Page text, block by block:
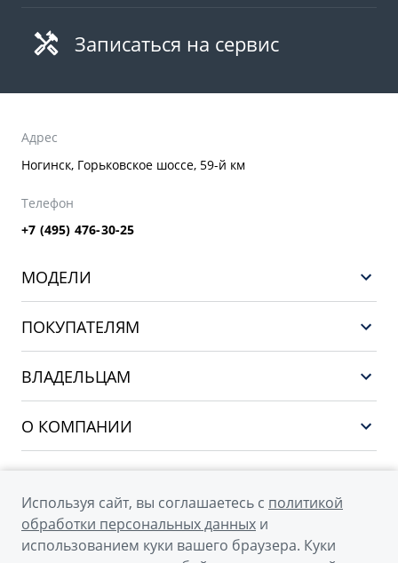
Записаться на сервис
Адрес
Ногинск, Горьковское шоссе, 59-й км
Телефон
+7 (495) 476-30-25
МОДЕЛИ
EX5
PREFACE
CITYRAY
ATLAS
OKAVANGO
MONJARO
ПОКУПАТЕЛЯМ
Финансы и услуги
ВЛАДЕЛЬЦАМ
О КОМПАНИИ
Новости
Наша команда
Мы в соцсетях
Используя сайт, вы соглашаетесь с политикой
обработки персональных данных и
использованием куки вашего браузера. Куки